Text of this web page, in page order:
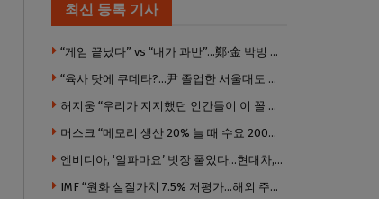
최신 등록 기사
“게임 끝났다” vs “내가 과반”…鄭·金 박빙 전대 서로 우위 주장
“육사 탓에 쿠데타?…尹 졸업한 서울대도 없애야 하나”
허지웅 “우리가 지지했던 인간들이 이 꼴 만들었다”
머스크 “메모리 생산 20% 늘 때 수요 200% 증가” … 반도체 매출 1조달러 눈 앞
엔비디아, ‘알파마요’ 빗장 풀었다…현대차, 자율주행 속도내나
IMF “원화 실질가치 7.5% 저평가…해외 주식투자 영향”